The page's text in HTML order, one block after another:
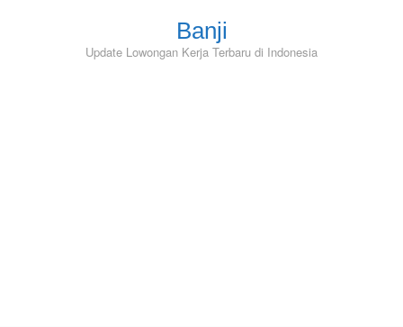
Banji
Update Lowongan Kerja Terbaru di Indonesia